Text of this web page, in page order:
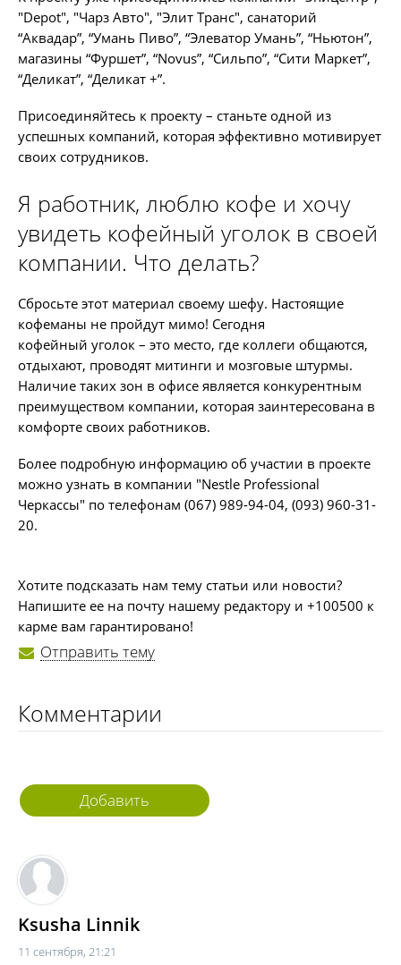
"Depot", "Чарз Авто", "Элит Транс", санаторий
“Аквадар”, “Умань Пиво”, “Элеватор Умань”, “Ньютон”,
магазины “Фуршет”, “Novus”, “Сильпо”, “Сити Маркет”,
“Деликат”, “Деликат +”.
Присоединяйтесь к проекту – станьте одной из
успешных компаний, которая эффективно мотивирует
своих сотрудников.
Я работник, люблю кофе и хочу
увидеть кофейный уголок в своей
компании. Что делать?
Сбросьте этот материал своему шефу. Настоящие
кофеманы не пройдут мимо! Сегодня
кофейный уголок – это место, где коллеги общаются,
отдыхают, проводят митинги и мозговые штурмы.
Наличие таких зон в офисе является конкурентным
преимуществом компании, которая заинтересована в
комфорте своих работников.
Более подробную информацию об участии в проекте
можно узнать в компании "Nestle Professional
Черкассы" по телефонам (067) 989-94-04, (093) 960-31-
20.
Хотите подсказать нам тему статьи или новости?
Напишите ее на почту нашему редактору и +100500 к
карме вам гарантировано!
Отправить тему
Комментарии
Добавить
Ksusha Linnik
11 сентября, 21:21